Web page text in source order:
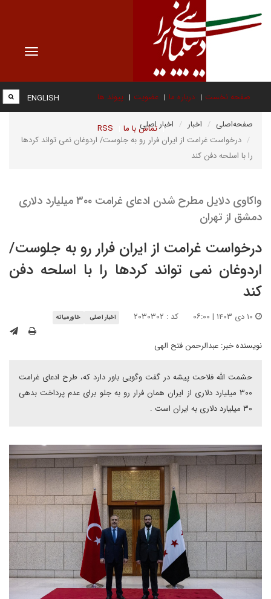
Toggle
صفحه نخست درباره ما عضویت پیوند ها
تماس با ما RSS
ENGLISH
صفحه‌اصلی اخبار
اخبار اصلی
درخواست غرامت از ایران فرار رو به جلوست/ اردوغان نمی تواند کردها
را با اسلحه دفن کند
واکاوی دلایل مطرح شدن ادعای غرامت ۳۰۰ میلیارد دلاری
دمشق از تهران
درخواست غرامت از ایران فرار رو به جلوست/
اردوغان نمی تواند کردها را با اسلحه دفن
کند
کد : ۲۰۳۰۳۰۲ اخبار اصلی خاورمیانه
نویسنده خبر: عبدالرحمن فتح الهی
حشمت الله فلاحت پیشه در گفت وگویی باور دارد که، طرح ادعای غرامت
۳۰۰ میلیارد دلاری از ایران همان فرار رو به جلو برای عدم پرداخت بدهی
۳۰ میلیارد دلاری به ایران است .